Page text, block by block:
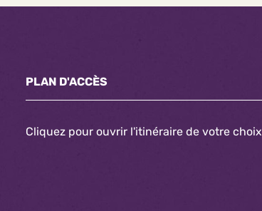
PLAN D'ACCÈS
Cliquez pour ouvrir l'itinéraire de votre choix